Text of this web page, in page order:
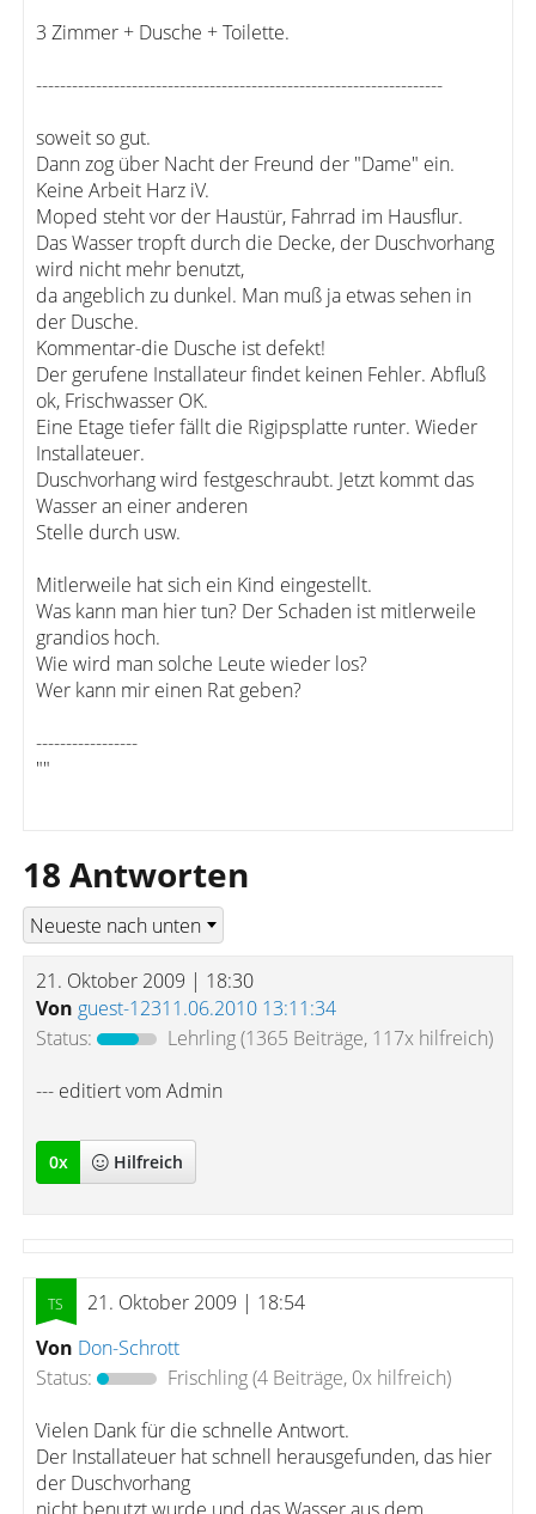
3 Zimmer + Dusche + Toilette.
--------------------------------------------------------------------
soweit so gut.
Dann zog über Nacht der Freund der "Dame" ein.
Keine Arbeit Harz iV.
Moped steht vor der Haustür, Fahrrad im Hausflur.
Das Wasser tropft durch die Decke, der Duschvorhang
wird nicht mehr benutzt,
da angeblich zu dunkel. Man muß ja etwas sehen in
der Dusche.
Kommentar-die Dusche ist defekt!
Der gerufene Installateur findet keinen Fehler. Abfluß
ok, Frischwasser OK.
Eine Etage tiefer fällt die Rigipsplatte runter. Wieder
Installateuer.
Duschvorhang wird festgeschraubt. Jetzt kommt das
Wasser an einer anderen
Stelle durch usw.
Mitlerweile hat sich ein Kind eingestellt.
Was kann man hier tun? Der Schaden ist mitlerweile
grandios hoch.
Wie wird man solche Leute wieder los?
Wer kann mir einen Rat geben?
-----------------
""
18 Antworten
21. Oktober 2009 | 18:30
Von guest-12311.06.2010 13:11:34
Status:
Lehrling(1365 Beiträge, 117x hilfreich)
--- editiert vom Admin
0x Hilfreich
21. Oktober 2009 | 18:54
Von Don-Schrott
Status:
Frischling(4 Beiträge, 0x hilfreich)
Vielen Dank für die schnelle Antwort.
Der Installateuer hat schnell herausgefunden, das hier
der Duschvorhang